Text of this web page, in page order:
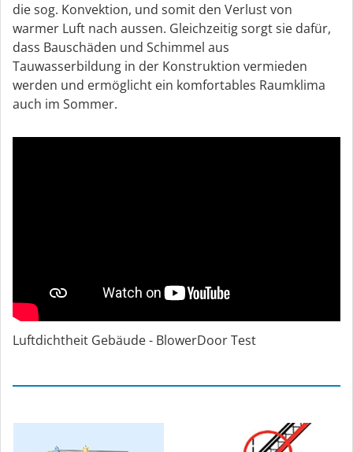
die sog. Konvektion, und somit den Verlust von
warmer Luft nach aussen. Gleichzeitig sorgt sie dafür,
dass Bauschäden und Schimmel aus
Tauwasserbildung in der Konstruktion vermieden
werden und ermöglicht ein komfortables Raumklima
auch im Sommer.
Luftdichtheit Gebäude - BlowerDoor Test